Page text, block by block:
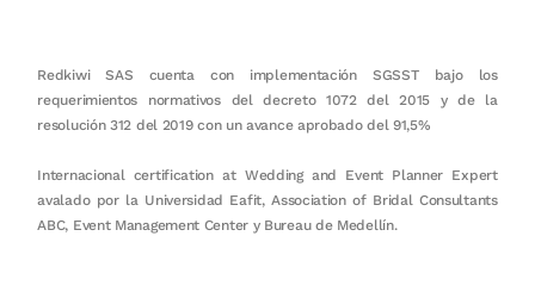
Redkiwi SAS cuenta con implementación SGSST bajo los
requerimientos normativos del decreto 1072 del 2015 y de la
resolución 312 del 2019 con un avance aprobado del 91,5%
Internacional certification at Wedding and Event Planner Expert
avalado por la Universidad Eafit, Association of Bridal Consultants
ABC, Event Management Center y Bureau de Medellín.